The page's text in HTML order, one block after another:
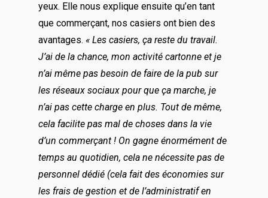
yeux. Elle nous explique ensuite qu’en tant
que commerçant, nos casiers ont bien des
avantages. « Les casiers, ça reste du travail.
J’ai de la chance, mon activité cartonne et je
n’ai même pas besoin de faire de la pub sur
les réseaux sociaux pour que ça marche, je
n’ai pas cette charge en plus. Tout de même,
cela facilite pas mal de choses dans la vie
d’un commerçant ! On gagne énormément de
temps au quotidien, cela ne nécessite pas de
personnel dédié (cela fait des économies sur
les frais de gestion et de l’administratif en